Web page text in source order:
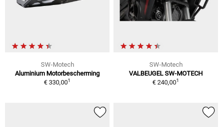
SW-Motech
Aluminium Motorbescherming
€ 330,001
SW-Motech
VALBEUGEL SW-MOTECH
€ 240,001